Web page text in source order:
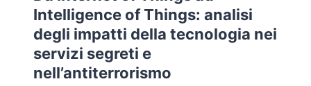
Intelligence of Things: analisi
degli impatti della tecnologia nei
servizi segreti e
nell’antiterrorismo